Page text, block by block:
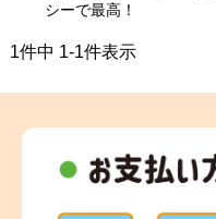
シーで最高！
1件中 1-1件表示